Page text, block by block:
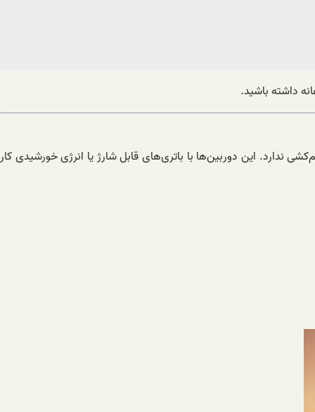
داشته باشید.
ندارد. این دوربین‌ها با باتری‌های قابل شارژ یا انرژی خورشیدی کار